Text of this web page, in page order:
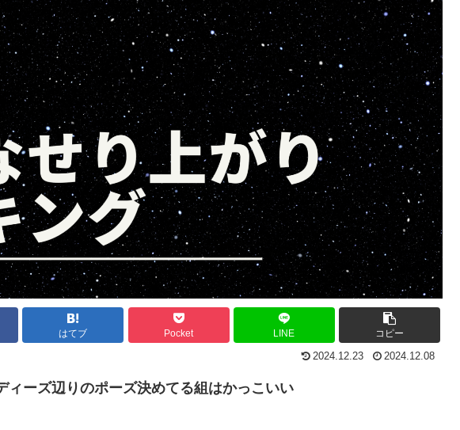
はてブ Pocket LINE コピー
2024.12.23 2024.12.08
ィーズ辺りのポーズ決めてる組はかっこいい